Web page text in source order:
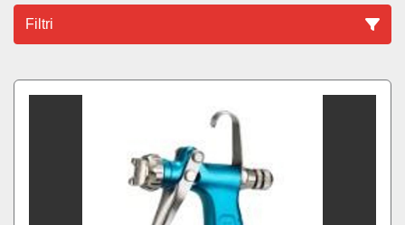
Filtri
Tutte le categorie
Ordina per